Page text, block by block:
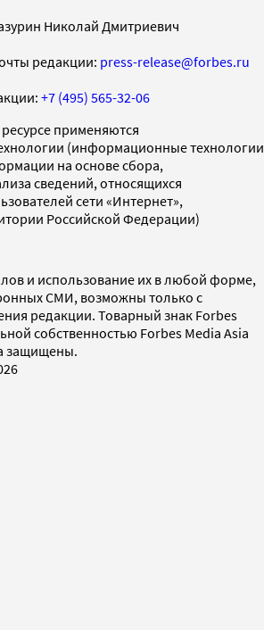
Николай Дмитриевич
редакции: press-release@forbes.ru
+7 (495) 565-32-06
применяются
(информационные технологии
на основе сбора,
сведений, относящихся
сети «Интернет»,
Российской Федерации)
и использование их в любой форме,
СМИ, возможны только с
редакции. Товарный знак Forbes
собственностью Forbes Media Asia
защищены.